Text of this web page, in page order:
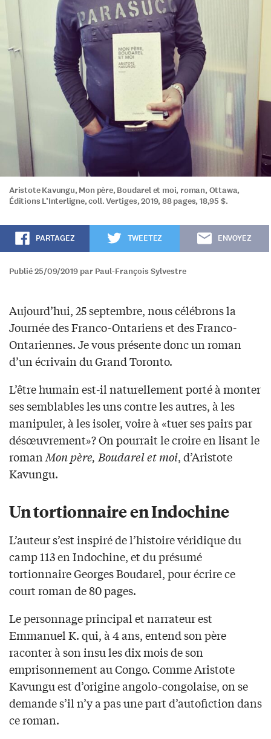
Aristote Kavungu, Mon père, Boudarel et moi, roman, Ottawa,
Éditions L’Interligne, coll. Vertiges, 2019, 88 pages, 18,95 $.
PARTAGEZ TWEETEZ ENVOYEZ
Publié 25/09/2019 par Paul-François Sylvestre
Aujourd’hui, 25 septembre, nous célébrons la
Journée des Franco-Ontariens et des Franco-
Ontariennes. Je vous présente donc un roman
d’un écrivain du Grand Toronto.
L’être humain est-il naturellement porté à monter
ses semblables les uns contre les autres, à les
manipuler, à les isoler, voire à «tuer ses pairs par
désœuvrement»? On pourrait le croire en lisant le
romanMon père, Boudarel et moi, d’Aristote
Kavungu.
Un tortionnaire en Indochine
L’auteur s’est inspiré de l’histoire véridique du
camp 113 en Indochine, et du présumé
tortionnaire Georges Boudarel, pour écrire ce
court roman de 80 pages.
Le personnage principal et narrateur est
Emmanuel K. qui, à 4 ans, entend son père
raconter à son insu les dix mois de son
emprisonnement au Congo. Comme Aristote
Kavungu est d’origine angolo-congolaise, on se
demande s’il n’y a pas une part d’autofiction dans
ce roman.